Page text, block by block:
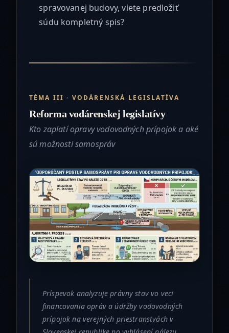
spravovanej budovy, viete predložiť
súdu kompletný spis?
TÉMA III · VODÁRENSKÁ LEGISLATÍVA
Reforma vodárenskej legislatívy
Kto zaplatí opravy vodovodných prípojok a aké
sú možnosti samospráv
Príspevok analyzuje právny stav vo veci
financovania opráv a údržby vodovodných
prípojok na verejných priestranstvách v